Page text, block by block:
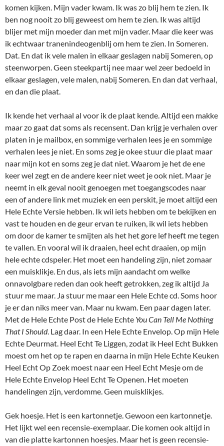
komen kijken. Mijn vader kwam. Ik was zo blij hem te zien. Ik
ben nog nooit zo blij geweest om hem te zien. Ik was altijd
blijer met mijn moeder dan met mijn vader. Maar die keer was
ik echtwaar tranenindeogenblij om hem te zien. In Someren.
Dat. En dat ik vele malen in elkaar geslagen nabij Someren, op
steenworpen. Geen steekpartij nee maar wel zeer bedoeld in
elkaar geslagen, vele malen, nabij Someren. En dan dat verhaal,
en dan die plaat.
Ik kende het verhaal al voor ik de plaat kende. Altijd een makke
maar zo gaat dat soms als recensent. Dan krijg je verhalen over
platen in je mailbox, en sommige verhalen lees je en sommige
verhalen lees je niet. En soms zeg je okee stuur die plaat maar
naar mijn kot en soms zeg je dat niet. Waarom je het de ene
keer wel zegt en de andere keer niet weet je ook niet. Maar je
neemt in elk geval nooit genoegen met toegangscodes naar
een of andere link met muziek en een perskit, je moet altijd een
Hele Echte Versie hebben. Ik wil iets hebben om te bekijken en
vast te houden en de geur ervan te ruiken, ik wil iets hebben
om door de kamer te smijten als het het gore lef heeft me tegen
te vallen. En vooral wil ik draaien, heel echt draaien, op mijn
hele echte cdspeler. Het moet een handeling zijn, niet zomaar
een muisklikje. En dus, als iets mijn aandacht om welke
onnavolgbare reden dan ook heeft getrokken, zeg ik altijd Ja
stuur me maar. Ja stuur me maar een Hele Echte cd. Soms hoor
je er dan niks meer van. Maar nu kwam. Een paar dagen later.
Met de Hele Echte Post de Hele Echte You Can Tell Me Nothing
That I Should. Lag daar. In een Hele Echte Envelop. Op mijn Hele
Echte Deurmat. Heel Echt Te Liggen, zodat ik Heel Echt Bukken
moest om het op te rapen en daarna in mijn Hele Echte Keuken
Heel Echt Op Zoek moest naar een Heel Echt Mesje om de
Hele Echte Envelop Heel Echt Te Openen. Het moeten
handelingen zijn, verdomme. Geen muisklikjes.
Gek hoesje. Het is een kartonnetje. Gewoon een kartonnetje.
Het lijkt wel een recensie-exemplaar. Die komen ook altijd in
van die platte kartonnen hoesjes. Maar het is geen recensie-